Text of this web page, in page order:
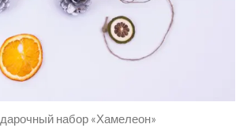
набор «Хамелеон»